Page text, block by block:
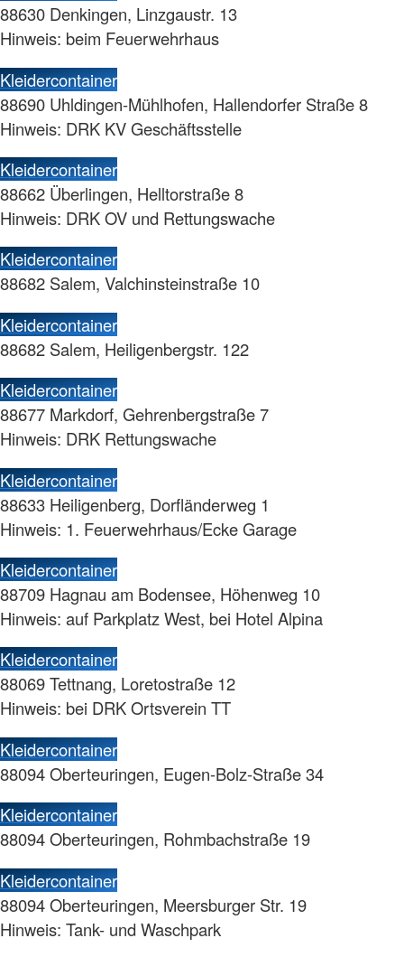
88630 Denkingen, Linzgaustr. 13
Hinweis: beim Feuerwehrhaus
Kleidercontainer
88690 Uhldingen-Mühlhofen, Hallendorfer Straße 8
Hinweis: DRK KV Geschäftsstelle
Kleidercontainer
88662 Überlingen, Helltorstraße 8
Hinweis: DRK OV und Rettungswache
Kleidercontainer
88682 Salem, Valchinsteinstraße 10
Kleidercontainer
88682 Salem, Heiligenbergstr. 122
Kleidercontainer
88677 Markdorf, Gehrenbergstraße 7
Hinweis: DRK Rettungswache
Kleidercontainer
88633 Heiligenberg, Dorfländerweg 1
Hinweis: 1. Feuerwehrhaus/Ecke Garage
Kleidercontainer
88709 Hagnau am Bodensee, Höhenweg 10
Hinweis: auf Parkplatz West, bei Hotel Alpina
Kleidercontainer
88069 Tettnang, Loretostraße 12
Hinweis: bei DRK Ortsverein TT
Kleidercontainer
88094 Oberteuringen, Eugen-Bolz-Straße 34
Kleidercontainer
88094 Oberteuringen, Rohmbachstraße 19
Kleidercontainer
88094 Oberteuringen, Meersburger Str. 19
Hinweis: Tank- und Waschpark